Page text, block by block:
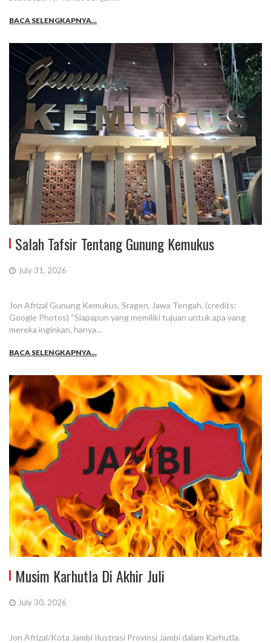
BACA SELENGKAPNYA...
Salah Tafsir Tentang Gunung Kemukus
July 31, 2026
Jon Afrizal Gunung Kemukus, Sragen, Jawa Tengah. (credits:
Google Photos) “Siapapun yang memiliki tujuan untuk apa yang
mereka inginkan, hanya…
BACA SELENGKAPNYA...
Musim Karhutla Di Akhir Juli
July 30, 2026
Jon Afrizal/Kota Jambi Ilustrasi Provinsi Jambi dalam Karhutla.